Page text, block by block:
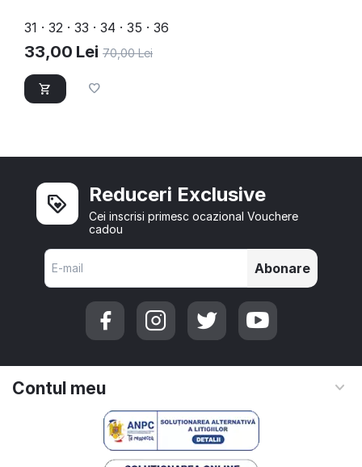
31 · 32 · 33 · 34 · 35 · 36
33,00 Lei 70,00 Lei
Reduceri Exclusive
Cei inscrisi primesc ocazional Vouchere
cadou
Abonare
Contul meu